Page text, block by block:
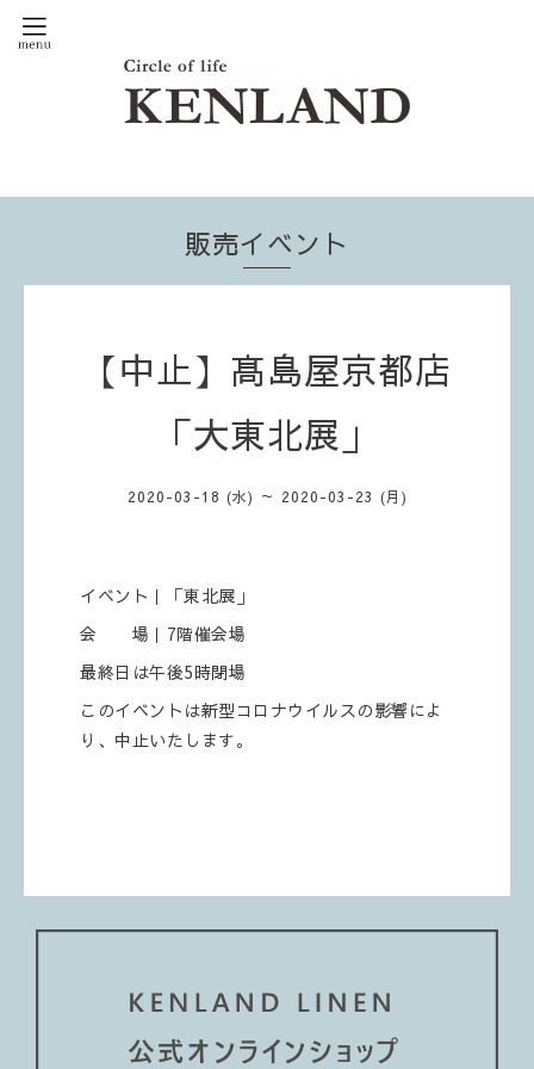
販売イベント
【中止】髙島屋京都店
「大東北展」
2020-03-18 (水) ～ 2020-03-23 (月)
イベント｜「東北展」
会 場｜7階催会場
最終日は午後5時閉場
このイベントは新型コロナウイルスの影響によ
り、中止いたします。